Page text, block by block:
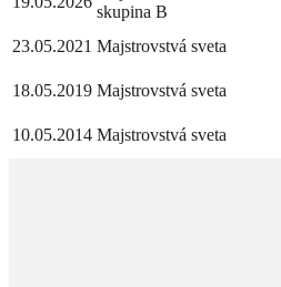
skupina B
23.05.2021 Majstrovstvá sveta
18.05.2019 Majstrovstvá sveta
10.05.2014 Majstrovstvá sveta